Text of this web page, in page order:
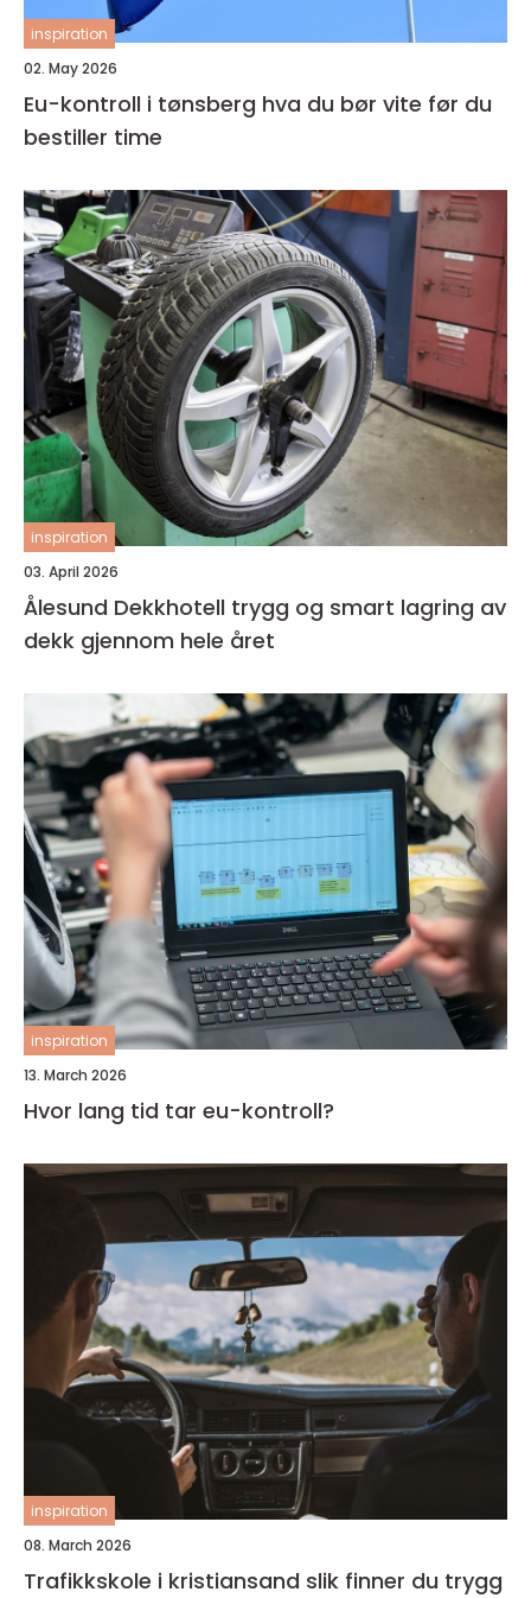
inspiration
02. May 2026
Eu-kontroll i tønsberg hva du bør vite før du
bestiller time
inspiration
03. April 2026
Ålesund Dekkhotell trygg og smart lagring av
dekk gjennom hele året
inspiration
13. March 2026
Hvor lang tid tar eu-kontroll?
inspiration
08. March 2026
Trafikkskole i kristiansand slik finner du trygg